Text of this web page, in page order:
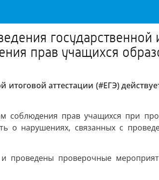
государственной
прав учащихся
аттестации (#ЕГЭ)
прав учащихся при
о нарушениях, связанных с
проведены проверочные